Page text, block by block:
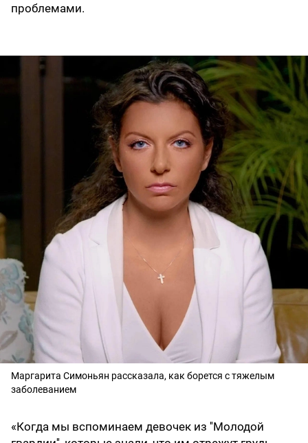
проблемами.
Маргарита Симоньян рассказала, как борется с тяжелым
заболеванием
«Когда мы вспоминаем девочек из ''Молодой